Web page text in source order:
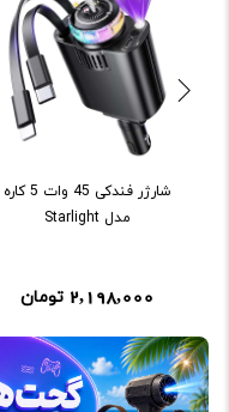
شارژر فندکی 45 وات 5 کاره
مدل Starlight
2,198,000 تومان